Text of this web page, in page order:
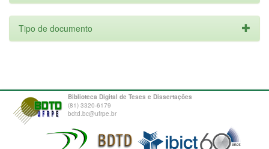
Tipo de documento
Biblioteca Digital de Teses e Dissertações
(81) 3320-6179
bdtd.bc@ufrpe.br